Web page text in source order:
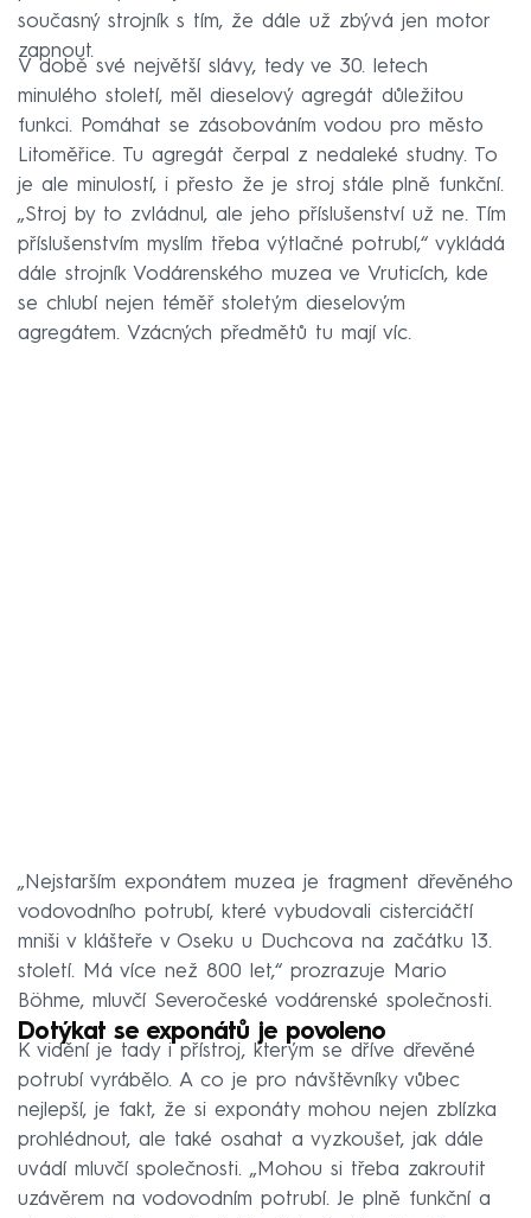
současný strojník s tím, že dále už zbývá jen motor
zapnout.
V době své největší slávy, tedy ve 30. letech
minulého století, měl dieselový agregát důležitou
funkci. Pomáhat se zásobováním vodou pro město
Litoměřice. Tu agregát čerpal z nedaleké studny. To
je ale minulostí, i přesto že je stroj stále plně funkční.
„Stroj by to zvládnul, ale jeho příslušenství už ne. Tím
příslušenstvím myslím třeba výtlačné potrubí,“ vykládá
dále strojník Vodárenského muzea ve Vruticích, kde
se chlubí nejen téměř stoletým dieselovým
agregátem. Vzácných předmětů tu mají víc.
„Nejstarším exponátem muzea je fragment dřevěného
vodovodního potrubí, které vybudovali cisterciáčtí
mniši v klášteře v Oseku u Duchcova na začátku 13.
století. Má více než 800 let,“ prozrazuje Mario
Böhme, mluvčí Severočeské vodárenské společnosti.
Dotýkat se exponátů je povoleno
K vidění je tady i přístroj, kterým se dříve dřevěné
potrubí vyrábělo. A co je pro návštěvníky vůbec
nejlepší, je fakt, že si exponáty mohou nejen zblízka
prohlédnout, ale také osahat a vyzkoušet, jak dále
uvádí mluvčí společnosti. „Mohou si třeba zakroutit
uzávěrem na vodovodním potrubí. Je plně funkční a